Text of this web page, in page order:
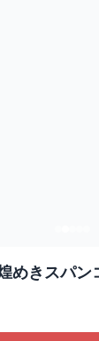
めきスパ